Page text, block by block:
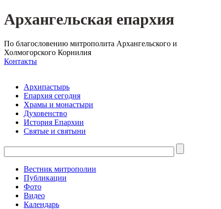
Архангельская епархия
По благословению митрополита Архангельского и
Холмогорского Корнилия
Контакты
Архипастырь
Епархия сегодня
Храмы и монастыри
Духовенство
История Епархии
Святые и святыни
Вестник митрополии
Публикации
Фото
Видео
Календарь